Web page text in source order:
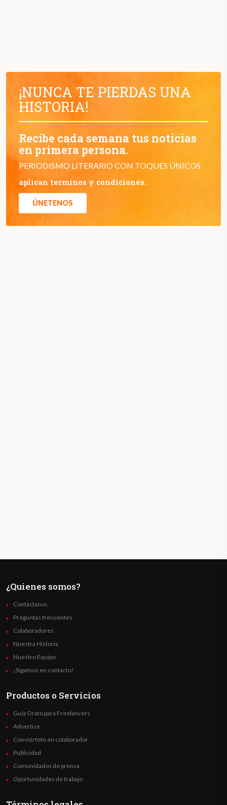
¡NUNCA TE PIERDAS UNA
HISTORIA!
Recibe cada semana tus noticias
en primera persona.
PERIODISMO LITERARIO CON TOQUES ÚNICOS
aplican terminos y condiciones.
ÚNETENOS
¿Quienes somos?
Contáctanos
Preguntas frecuentes
Colaboradores
Nuestra Historia
Nuestro Equipo
¡Sigamos en contacto!
Productos o Servicios
Guía Orato para Freelancers
Advertise
Conviértete en colaborador
Publicidad
Comunidados de prensa
Oportunidades de trabajo